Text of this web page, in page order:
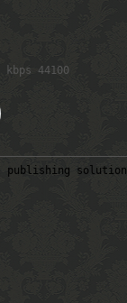
44100
publishing solution